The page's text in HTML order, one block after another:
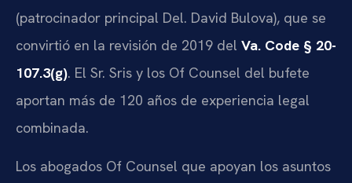
(patrocinador principal Del. David Bulova), que se
convirtió en la revisión de 2019 del Va. Code § 20-
107.3(g). El Sr. Sris y los Of Counsel del bufete
aportan más de 120 años de experiencia legal
combinada.
Los abogados Of Counsel que apoyan los asuntos